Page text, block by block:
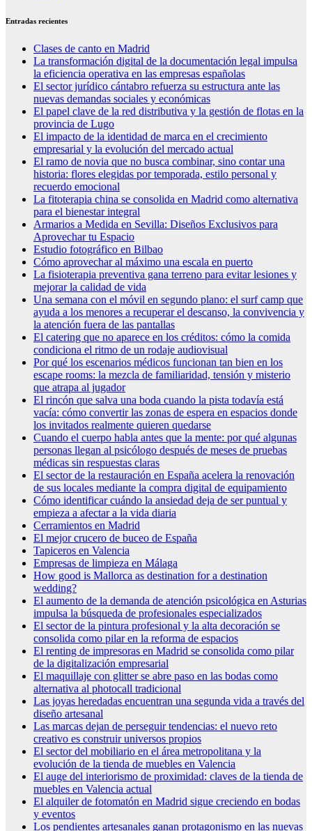
Entradas recientes
Clases de canto en Madrid
La transformación digital de la documentación legal impulsa
la eficiencia operativa en las empresas españolas
El sector jurídico cántabro refuerza su estructura ante las
nuevas demandas sociales y económicas
El papel clave de la red distributiva y la gestión de flotas en la
provincia de Lugo
El impacto de la identidad de marca en el crecimiento
empresarial y la evolución del mercado actual
El ramo de novia que no busca combinar, sino contar una
historia: flores elegidas por temporada, estilo personal y
recuerdo emocional
La fitoterapia china se consolida en Madrid como alternativa
para el bienestar integral
Armarios a Medida en Sevilla: Diseños Exclusivos para
Aprovechar tu Espacio
Estudio fotográfico en Bilbao
Cómo aprovechar al máximo una escala en puerto
La fisioterapia preventiva gana terreno para evitar lesiones y
mejorar la calidad de vida
Una semana con el móvil en segundo plano: el surf camp que
ayuda a los menores a recuperar el descanso, la convivencia y
la atención fuera de las pantallas
El catering que no aparece en los créditos: cómo la comida
condiciona el ritmo de un rodaje audiovisual
Por qué los escenarios médicos funcionan tan bien en los
escape rooms: la mezcla de familiaridad, tensión y misterio
que atrapa al jugador
El rincón que salva una boda cuando la pista todavía está
vacía: cómo convertir las zonas de espera en espacios donde
los invitados realmente quieren quedarse
Cuando el cuerpo habla antes que la mente: por qué algunas
personas llegan al psicólogo después de meses de pruebas
médicas sin respuestas claras
El sector de la restauración en España acelera la renovación
de sus locales mediante la compra digital de equipamiento
Cómo identificar cuándo la ansiedad deja de ser puntual y
empieza a afectar a la vida diaria
Cerramientos en Madrid
El mejor crucero de buceo de España
Tapiceros en Valencia
Empresas de limpieza en Málaga
How good is Mallorca as destination for a destination
wedding?
El aumento de la demanda de atención psicológica en Asturias
impulsa la búsqueda de profesionales especializados
El sector de la pintura profesional y la alta decoración se
consolida como pilar en la reforma de espacios
El renting de impresoras en Madrid se consolida como pilar
de la digitalización empresarial
El maquillaje con glitter se abre paso en las bodas como
alternativa al photocall tradicional
Las joyas heredadas encuentran una segunda vida a través del
diseño artesanal
Las marcas dejan de perseguir tendencias: el nuevo reto
creativo es construir universos propios
El sector del mobiliario en el área metropolitana y la
evolución de la tienda de muebles en Valencia
El auge del interiorismo de proximidad: claves de la tienda de
muebles en Valencia actual
El alquiler de fotomatón en Madrid sigue creciendo en bodas
y eventos
Los pendientes artesanales ganan protagonismo en las nuevas